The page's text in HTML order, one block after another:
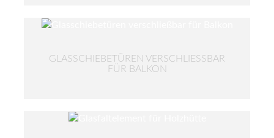
GLASSCHIEBETÜREN VERSCHLIESSBAR F
ÜR BALKON